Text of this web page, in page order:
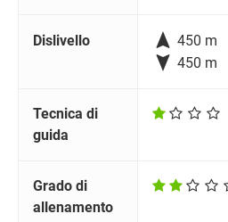
Dislivello  450 m
 450 m
Tecnica di
guida
Grado di
allenamento